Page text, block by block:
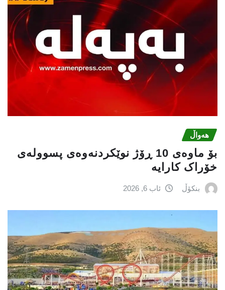
هەواڵ
بۆ ماوەی 10 ڕۆژ نوێکردنەوەی پسوولەی
خۆراک کارایە
بنکۆڵ ئاب 6, 2026